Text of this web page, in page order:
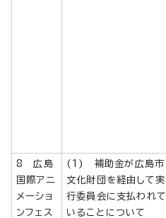
8 広島
国際アニ
メーショ
ンフェス
(1) 補助金が広島市
文化財団を経由して実
行委員会に支払われて
いることについて